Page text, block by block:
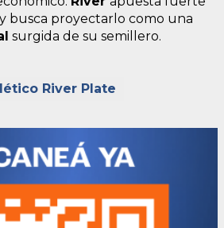
y busca proyectarlo como una
surgida de su semillero.
River Plate